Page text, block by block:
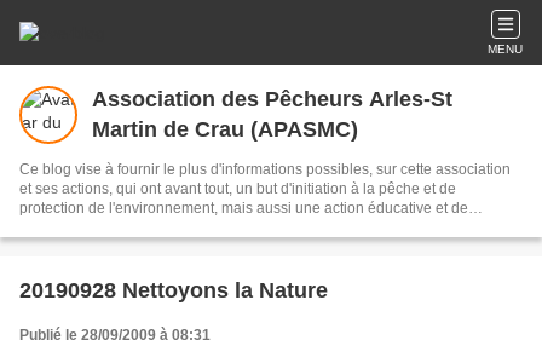
MENU
Association des Pêcheurs Arles-St
Martin de Crau (APASMC)
Ce blog vise à fournir le plus d'informations possibles, sur cette association
et ses actions, qui ont avant tout, un but d'initiation à la pêche et de
protection de l'environnement, mais aussi une action éducative et de
respect de la loi avec ses gardes particuliers, et l'organisation de concours
20190928 Nettoyons la Nature
Publié le 28/09/2009 à 08:31